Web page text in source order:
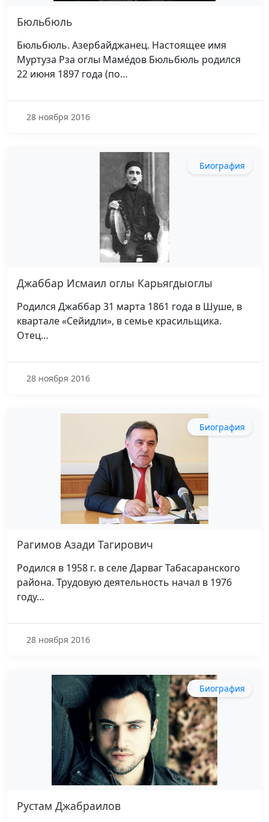
Бюльбюль
Бюльбюль. Азербайджанец. Настоящее имя
Муртуза Рза оглы Маме́дов Бюльбюль родился
22 июня 1897 года (по…
28 ноября 2016
Биография
Джаббар Исмаил оглы Карьягдыоглы
Родился Джаббар 31 марта 1861 года в Шуше, в
квартале «Сейидли», в семье красильщика.
Отец…
28 ноября 2016
Биография
Рагимов Азади Тагирович
Родился в 1958 г. в селе Дарваг Табасаранского
района. Трудовую деятельность начал в 1976
году…
28 ноября 2016
Биография
Рустам Джабраилов